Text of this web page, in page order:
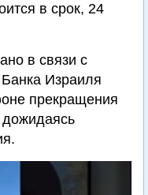
в срок, 24
в связи с
Израиля
прекращения
дожидаясь